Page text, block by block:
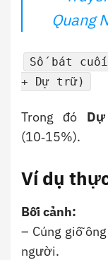
Quang
Số bát
+ Dự trữ)
Trong đó
(10‑15%).
Ví dụ
Bối cảnh:
– Cúng giỗ
người.